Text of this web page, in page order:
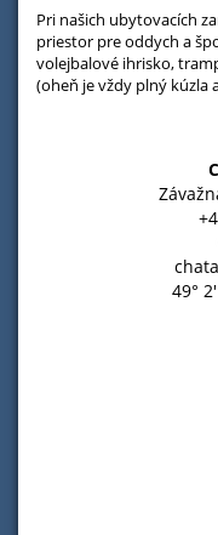
Pri našich ubytovacích
priestor pre oddych a
volejbalové ihrisko,
(oheň je vždy plný kúzla
49°